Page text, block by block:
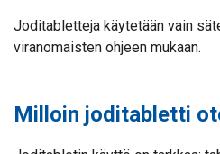
Joditabletteja käytetään vain
viranomaisten ohjeen mukaan.
Milloin joditabletti